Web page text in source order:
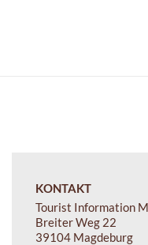
KONTAKT
Tourist Information
Breiter Weg 22
39104 Magdeburg